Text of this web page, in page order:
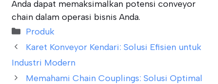
Anda dapat memaksimalkan potensi conveyor
chain dalam operasi bisnis Anda.
Categories
Produk
Karet Konveyor Kendari: Solusi Efisien untuk
Industri Modern
Memahami Chain Couplings: Solusi Optimal